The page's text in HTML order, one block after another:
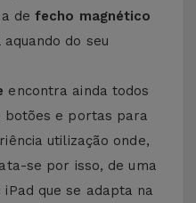
defecho magnético
do seu
encontra ainda todos
botões e portas para
utilização onde,
se por isso, de uma
que se adapta na